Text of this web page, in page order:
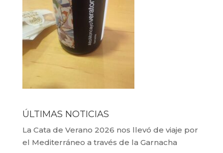
ÚLTIMAS NOTICIAS
La Cata de Verano 2026 nos llevó de viaje por
el Mediterráneo a través de la Garnacha